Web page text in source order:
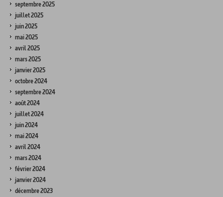
septembre 2025
juillet 2025
juin 2025
mai 2025
avril 2025
mars 2025
janvier 2025
octobre 2024
septembre 2024
août 2024
juillet 2024
juin 2024
mai 2024
avril 2024
mars 2024
février 2024
janvier 2024
décembre 2023